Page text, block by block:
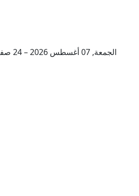
الجمعة, 07 أغسطس 2026 – 24 صفر 1448 هـ